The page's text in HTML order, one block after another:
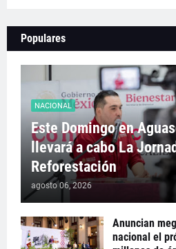
Populares
NACIONAL
Este Domingo en
llevará a cabo La
Reforestación
agosto 06, 2026
Anuncian
nacional el